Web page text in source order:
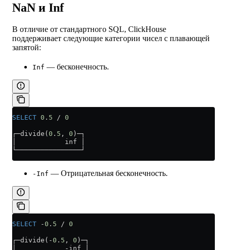
NaN и Inf
В отличие от стандартного SQL, ClickHouse
поддерживает следующие категории чисел с плавающей
запятой:
Inf — бесконечность.
SELECT 0 . 5 / 0
┌─divide( 0 . 5 , 0 )─┐
│            inf │
└────────────────┘
-Inf — Отрицательная бесконечность.
SELECT -0 . 5 / 0
┌─divide( -0 . 5 , 0 )─┐
- inf │